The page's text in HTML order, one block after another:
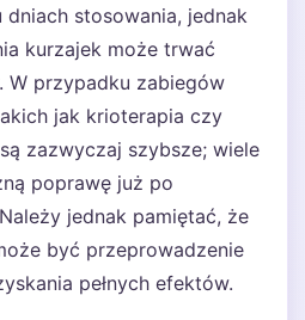
stosowania, jednak
kurzajek może trwać
W przypadku zabiegów
jak krioterapia czy
zazwyczaj szybsze; wiele
poprawę już po
jednak pamiętać, że
być przeprowadzenie
pełnych efektów.